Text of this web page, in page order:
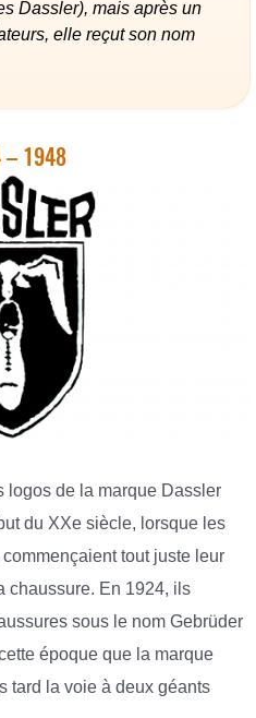
Dassler), mais après un
elle reçut son nom
– 1948
logos de la marque Dassler
du XXe siècle, lorsque les
tout juste leur
chaussure. En 1924, ils
sous le nom Gebrüder
époque que la marque
tard la voie à deux géants